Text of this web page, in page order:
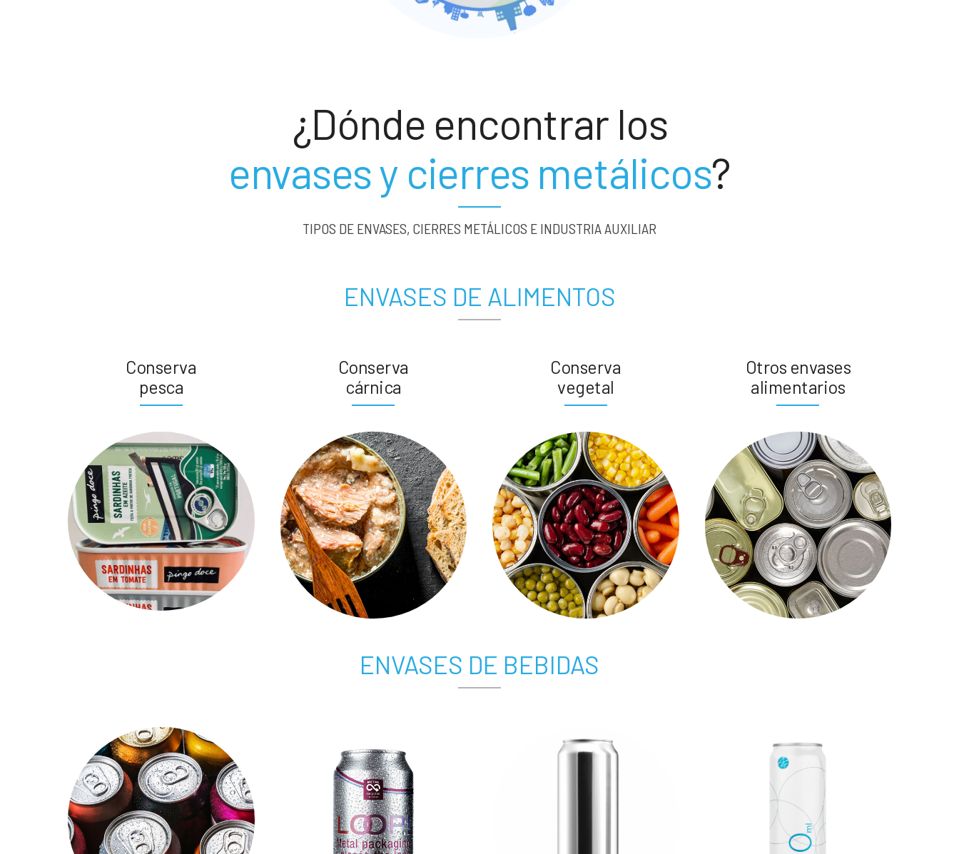
¿Dónde encontrar los
envases y cierres metálicos?
TIPOS DE ENVASES, CIERRES METÁLICOS E INDUSTRIA AUXILIAR
ENVASES DE ALIMENTOS
Conserva
pesca
Conserva
cárnica
Conserva
vegetal
Otros envases
alimentarios
ENVASES DE BEBIDAS